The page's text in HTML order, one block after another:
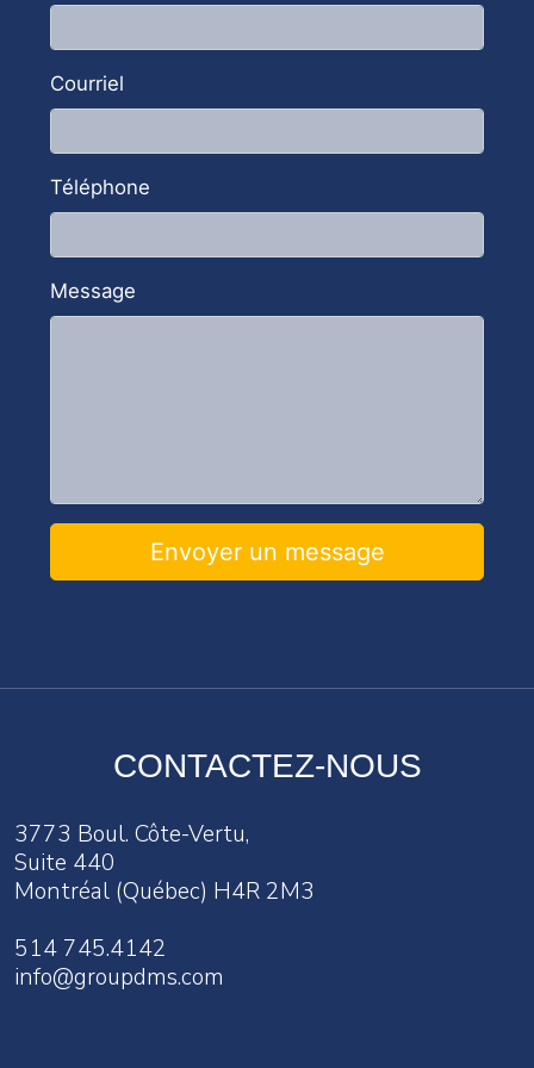
INFORMATIQUES POUR LE SECTEUR
Courriel
Téléphone
Message
Envoyer un message
CONTACTEZ-NOUS
3773 Boul. Côte-Vertu,
Suite 440
Montréal (Québec) H4R 2M3
514 745.4142
info@groupdms.com